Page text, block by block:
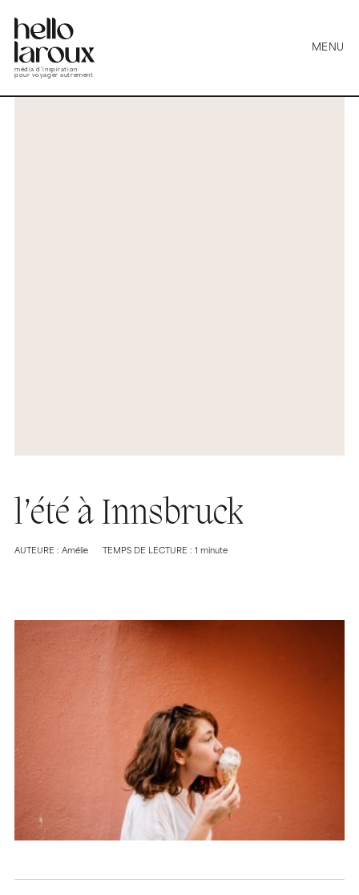
média d’inspiration
pour voyager autrement
MENU
l’été à Innsbruck
AUTEURE : Amélie TEMPS DE LECTURE : 1 minute